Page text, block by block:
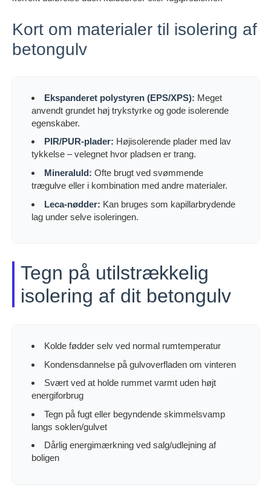
Kort om materialer til isolering af
betongulv
Ekspanderet polystyren (EPS/XPS): Meget
anvendt grundet høj trykstyrke og gode isolerende
egenskaber.
PIR/PUR-plader: Højisolerende plader med lav
tykkelse – velegnet hvor pladsen er trang.
Mineraluld: Ofte brugt ved svømmende
trægulve eller i kombination med andre materialer.
Leca-nødder: Kan bruges som kapillarbrydende
lag under selve isoleringen.
Tegn på utilstrækkelig
isolering af dit betongulv
Kolde fødder selv ved normal rumtemperatur
Kondensdannelse på gulvoverfladen om vinteren
Svært ved at holde rummet varmt uden højt
energiforbrug
Tegn på fugt eller begyndende skimmelsvamp
langs soklen/gulvet
Dårlig energimærkning ved salg/udlejning af
boligen